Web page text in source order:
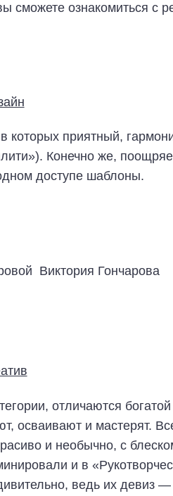
сможете ознакомиться с
которых приятный,
Конечно же,
доступе шаблоны.
Виктория Гончарова
отличаются
осваивают и мастерят.
и необычно, с
и в
ведь их девиз —